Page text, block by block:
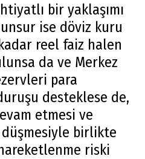
bir yaklaşımı
ise döviz kuru
reel faiz halen
da ve Merkez
para
desteklese de,
etmesi ve
birlikte
riski